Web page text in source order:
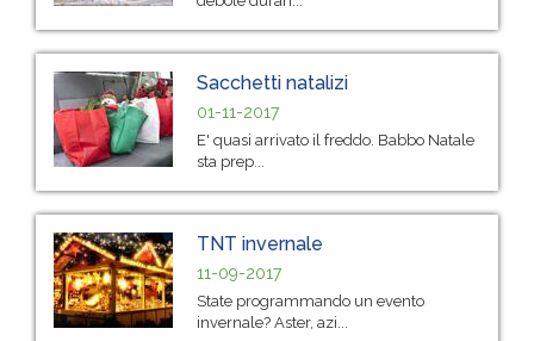
Sacchetti natalizi
01-11-2017
E' quasi arrivato il freddo. Babbo Natale
sta prep...
TNT invernale
11-09-2017
State programmando un evento
invernale? Aster, azi...